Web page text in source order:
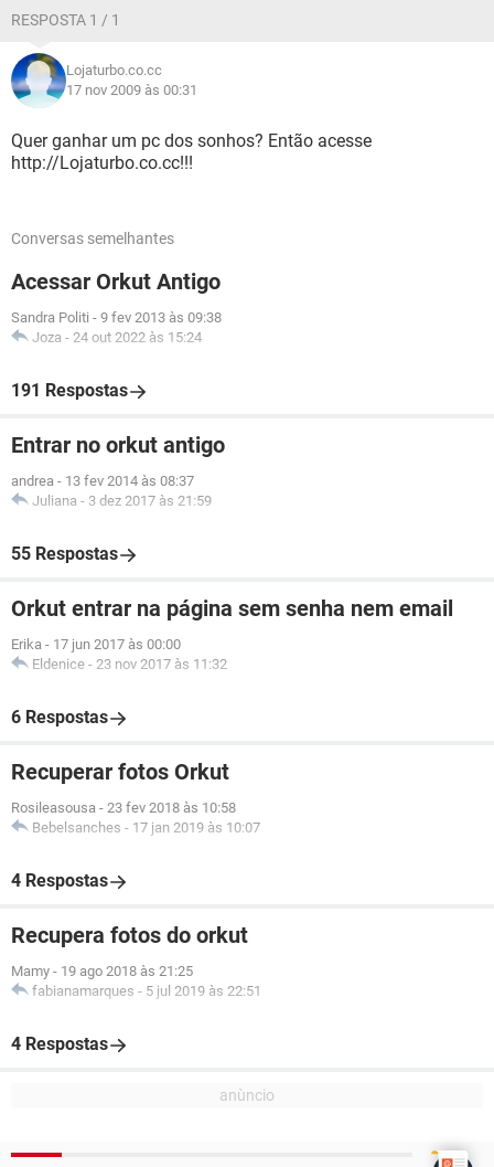
RESPOSTA 1 / 1
Lojaturbo.co.cc
17 nov 2009 às 00:31
Quer ganhar um pc dos sonhos? Então acesse
http://Lojaturbo.co.cc!!!
Conversas semelhantes
Acessar Orkut Antigo
Sandra Politi - 9 fev 2013 às 09:38
Joza - 24 out 2022 às 15:24
191 Respostas
Entrar no orkut antigo
andrea - 13 fev 2014 às 08:37
Juliana - 3 dez 2017 às 21:59
55 Respostas
Orkut entrar na página sem senha nem email
Erika - 17 jun 2017 às 00:00
Eldenice - 23 nov 2017 às 11:32
6 Respostas
Recuperar fotos Orkut
Rosileasousa - 23 fev 2018 às 10:58
Bebelsanches - 17 jan 2019 às 10:07
4 Respostas
Recupera fotos do orkut
Mamy - 19 ago 2018 às 21:25
fabianamarques - 5 jul 2019 às 22:51
4 Respostas